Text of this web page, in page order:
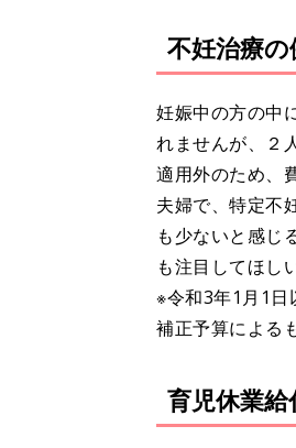
不妊治療
妊娠中の方の中
れませんが、２
適用外のため、
夫婦で、特定不
も少ないと感じ
も注目してほし
※令和3年1月1日
補正予算による
育児休業